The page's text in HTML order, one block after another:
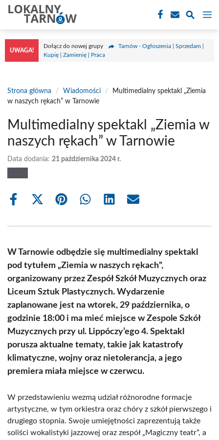
Przejdź
treści
UWAGA!
Dołącz do nowej grupy
Tarnów - Ogłoszenia | Sprzedam |
Kupię | Zamienię | Praca
Strona główna / Wiadomości /
Multimedialny spektakl „Ziemia
w naszych rękach” w Tarnowie
Multimedialny spektakl „Ziemia w
naszych rękach” w Tarnowie
Data dodania: 21 października 2024 r.
Share
Share
(Twitter)
Share Share Share Share
W Tarnowie odbędzie się multimedialny spektakl
pod tytułem „Ziemia w naszych rękach”,
organizowany przez Zespół Szkół Muzycznych oraz
Liceum Sztuk Plastycznych. Wydarzenie
zaplanowane jest na wtorek, 29 października, o
godzinie 18:00 i ma mieć miejsce w Zespole Szkół
Muzycznych przy ul. Lippóczy’ego 4. Spektakl
porusza aktualne tematy, takie jak katastrofy
klimatyczne, wojny oraz nietolerancja, a jego
premiera miała miejsce w czerwcu.
W przedstawieniu wezmą udział różnorodne formacje
artystyczne, w tym orkiestra oraz chóry z szkół pierwszego i
drugiego stopnia. Swoje umiejętności zaprezentują także
soliści wokalistyki jazzowej oraz zespół „Magiczny teatr”, a